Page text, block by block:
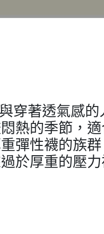
穿著透氣感的
熱的季節，
彈性襪的族群
於厚重的壓